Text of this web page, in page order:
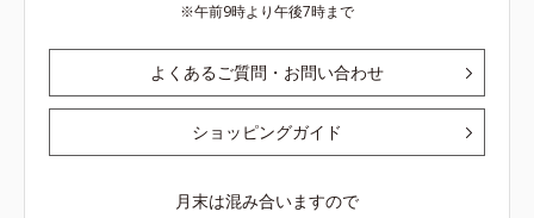
午前9時より午後7時まで
よくあるご質問・お問い合わせ
ショッピングガイド
月末は混み合いますので